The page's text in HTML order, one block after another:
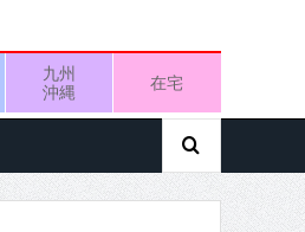
九州
沖縄
在宅